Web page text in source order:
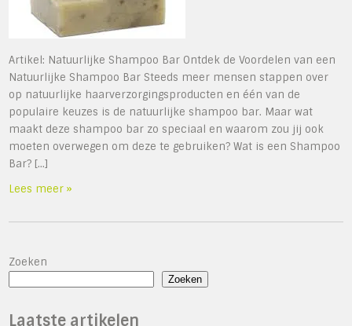
Artikel: Natuurlijke Shampoo Bar Ontdek de Voordelen van een
Natuurlijke Shampoo Bar Steeds meer mensen stappen over
op natuurlijke haarverzorgingsproducten en één van de
populaire keuzes is de natuurlijke shampoo bar. Maar wat
maakt deze shampoo bar zo speciaal en waarom zou jij ook
moeten overwegen om deze te gebruiken? Wat is een Shampoo
Bar? […]
Lees meer »
Zoeken
Zoeken
Laatste artikelen